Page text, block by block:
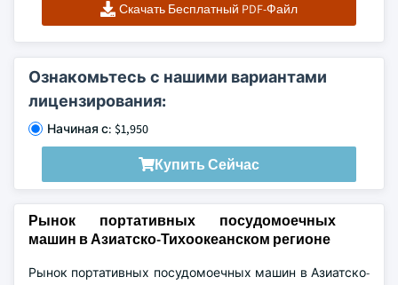
Скачать Бесплатный PDF-Файл
Ознакомьтесь с нашими вариантами
лицензирования:
Начиная с: $1,950
Купить Сейчас
Рынок портативных посудомоечных
машин в Азиатско-Тихоокеанском регионе
Рынок портативных посудомоечных машин в Азиатско-